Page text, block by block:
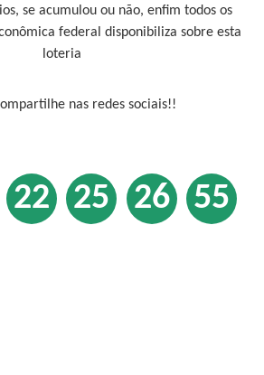
se acumulou ou não, enfim todos os
federal disponibiliza sobre esta
loteria
nas redes sociais!!
22 25 26 55